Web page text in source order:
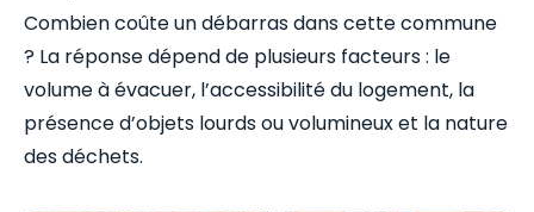
Combien coûte un débarras dans cette commune
? La réponse dépend de plusieurs facteurs : le
volume à évacuer, l’accessibilité du logement, la
présence d’objets lourds ou volumineux et la nature
des déchets.